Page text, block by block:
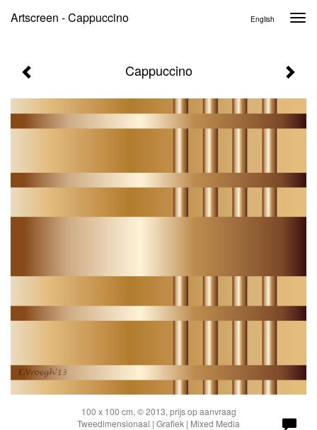
Artscreen - Cappuccino English
Cappuccino
100 x 100 cm, © 2013, prijs op aanvraag
Tweedimensionaal | Grafiek | Mixed Media